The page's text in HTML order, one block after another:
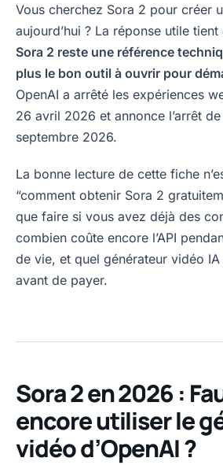
Vous cherchez Sora 2 pour créer
aujourd’hui ? La réponse utile
Sora 2 reste une référence
plus le bon outil à ouvrir pour
OpenAI a arrêté les expériences
26 avril 2026 et annonce l’arrêt de
septembre 2026.
La bonne lecture de cette fiche
“comment obtenir Sora 2
que faire si vous avez déjà des
combien coûte encore l’API
de vie, et quel générateur vidéo
avant de payer.
Sora 2 en 2026 :
encore utiliser le
vidéo d’OpenAI ?